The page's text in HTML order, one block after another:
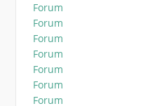
Forum
Forum
Forum
Forum
Forum
Forum
Forum